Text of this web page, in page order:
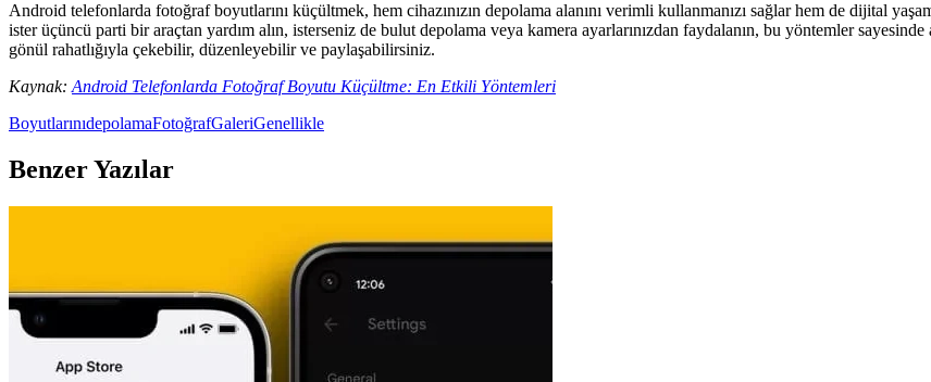
Android telefonlarda fotoğraf boyutlarını küçültmek, hem cihazınızın depolama alanını verimli kullanmanızı sağlar hem de dijital
ister üçüncü parti bir araçtan yardım alın, isterseniz de bulut depolama veya kamera ayarlarınızdan faydalanın, bu yöntemler sayesinde
gönül rahatlığıyla çekebilir, düzenleyebilir ve paylaşabilirsiniz.
Kaynak: Android Telefonlarda Fotoğraf Boyutu Küçültme: En Etkili Yöntemleri
BoyutlarınıdepolamaFotoğrafGaleriGenellikle
Benzer Yazılar